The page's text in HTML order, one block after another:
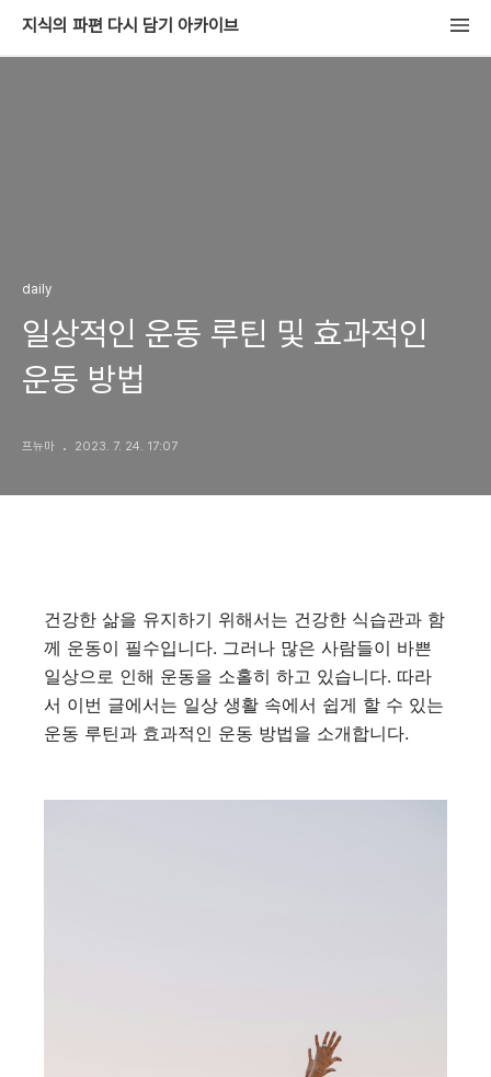
지식의 파편 다시 담기 아카이브
daily
일상적인 운동 루틴 및 효과적인
운동 방법
프뉴마 2023. 7. 24. 17:07
건강한 삶을 유지하기 위해서는 건강한 식습관과 함
께 운동이 필수입니다. 그러나 많은 사람들이 바쁜
일상으로 인해 운동을 소홀히 하고 있습니다. 따라
서 이번 글에서는 일상 생활 속에서 쉽게 할 수 있는
운동 루틴과 효과적인 운동 방법을 소개합니다.